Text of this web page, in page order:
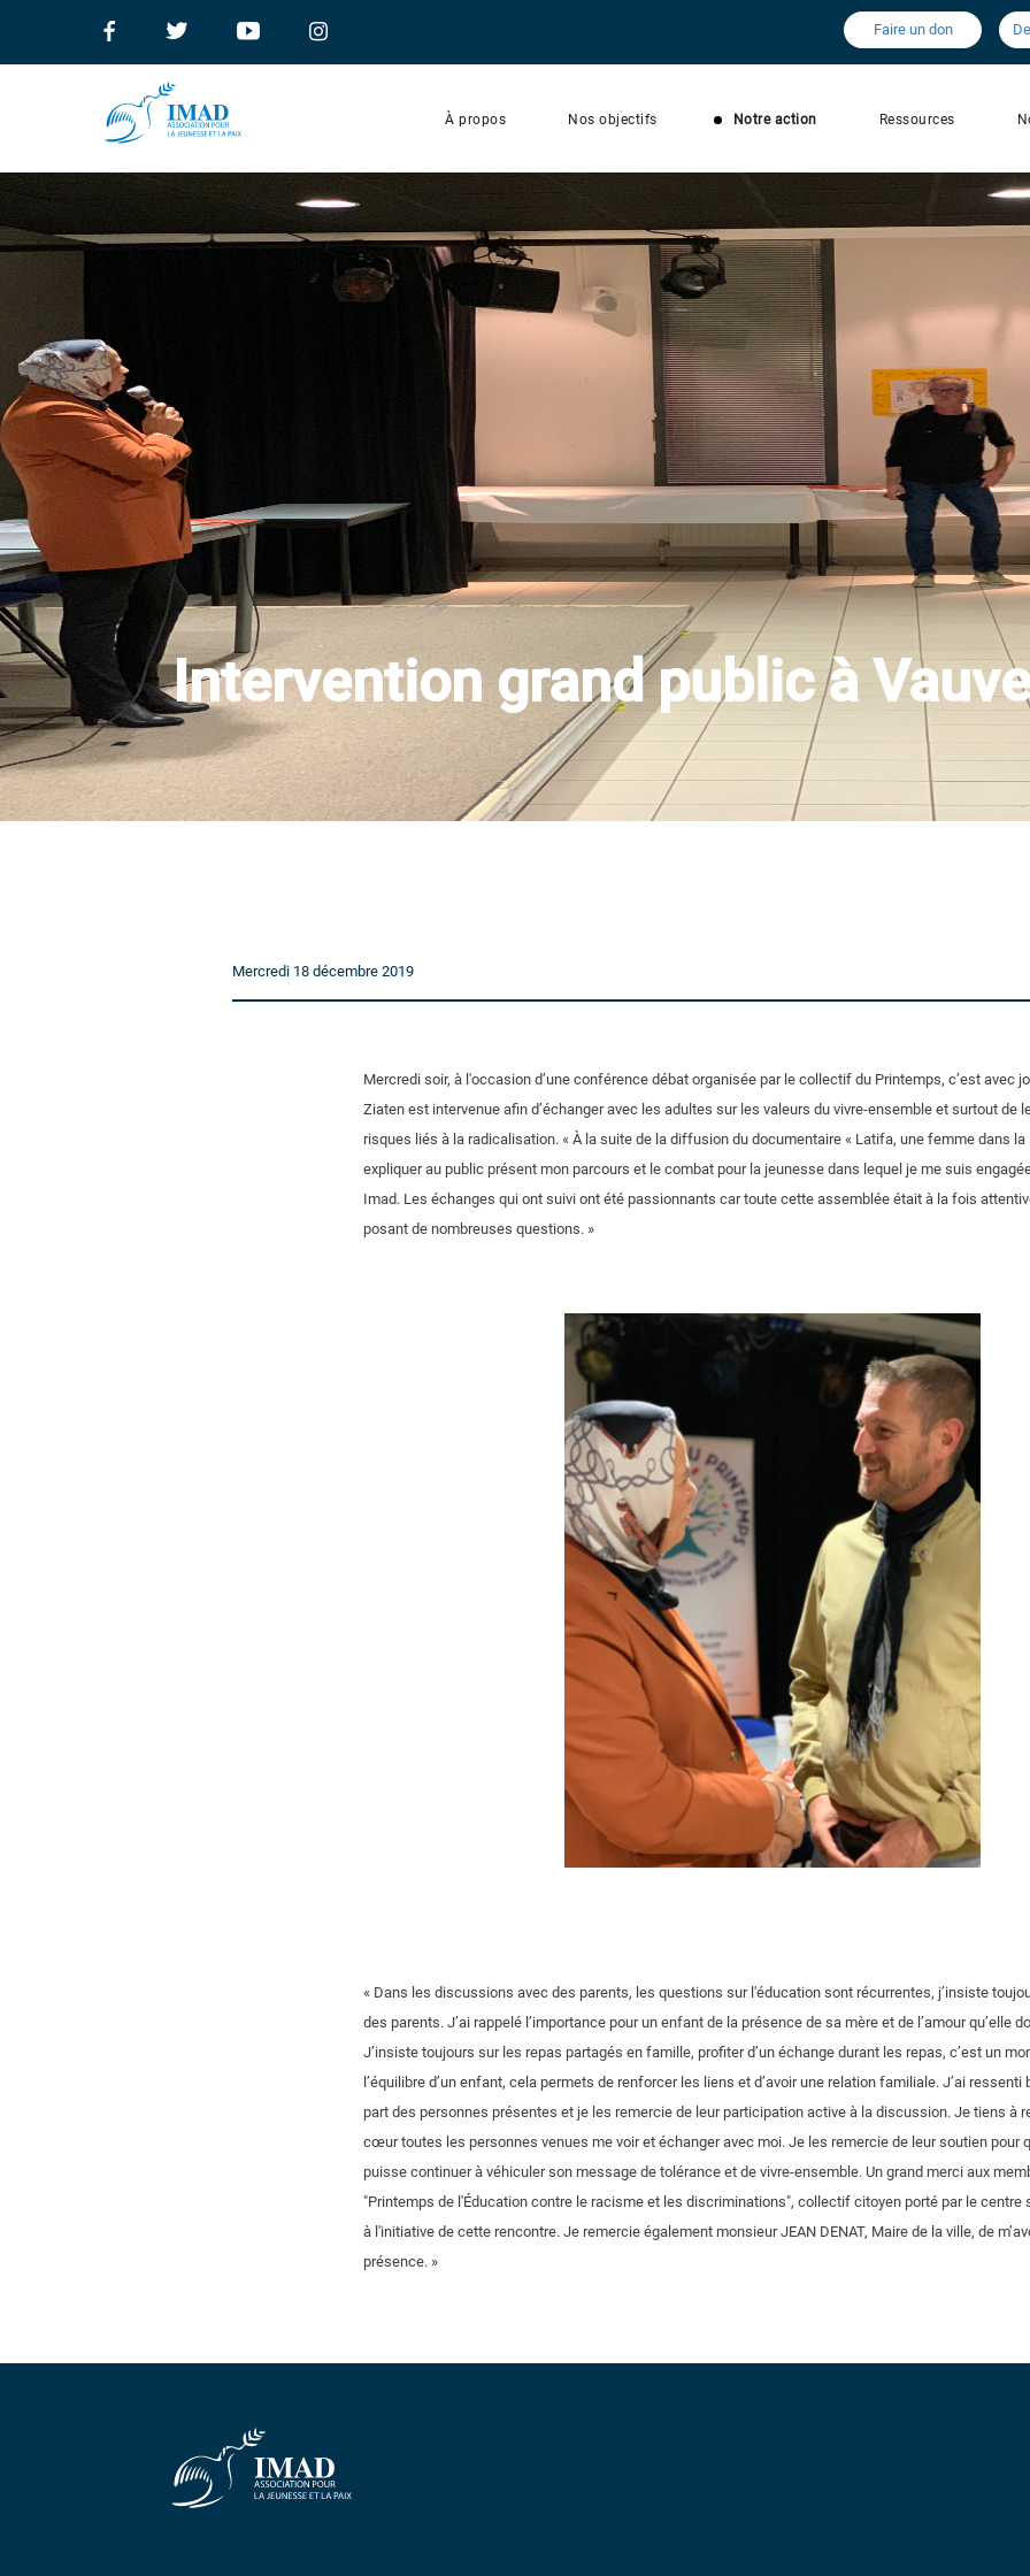
Faire un don
À propos Nos objectifs Notre action Ressources
Intervention grand public à
Mercredi 18 décembre 2019
Mercredi soir, à l'occasion d’une conférence débat organisée par le collectif du Printemps, c’est avec
Ziaten est intervenue afin d’échanger avec les adultes sur les valeurs du vivre-ensemble et surtout de
risques liés à la radicalisation. « À la suite de la diffusion du documentaire « Latifa, une femme dans la
expliquer au public présent mon parcours et le combat pour la jeunesse dans lequel je me suis
Imad. Les échanges qui ont suivi ont été passionnants car toute cette assemblée était à la fois
posant de nombreuses questions. »
« Dans les discussions avec des parents, les questions sur l'éducation sont récurrentes, j’insiste
des parents. J’ai rappelé l’importance pour un enfant de la présence de sa mère et de l’amour qu’elle
J’insiste toujours sur les repas partagés en famille, profiter d’un échange durant les repas, c’est un
l’équilibre d’un enfant, cela permets de renforcer les liens et d’avoir une relation familiale. J’ai ressenti
part des personnes présentes et je les remercie de leur participation active à la discussion. Je tiens à
cœur toutes les personnes venues me voir et échanger avec moi. Je les remercie de leur soutien pour
puisse continuer à véhiculer son message de tolérance et de vivre-ensemble. Un grand merci aux
"Printemps de l'Éducation contre le racisme et les discriminations", collectif citoyen porté par le centre
à l'initiative de cette rencontre. Je remercie également monsieur JEAN DENAT, Maire de la ville, de
présence. »